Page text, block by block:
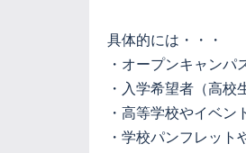
具体的には・・・
・オープンキャンパ
・入学希望者（高校
・高等学校やイベン
・学校パンフレット